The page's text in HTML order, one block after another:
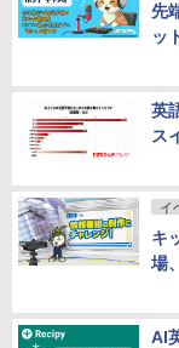
先
ッ
英
ス
イ
キ
場
AI